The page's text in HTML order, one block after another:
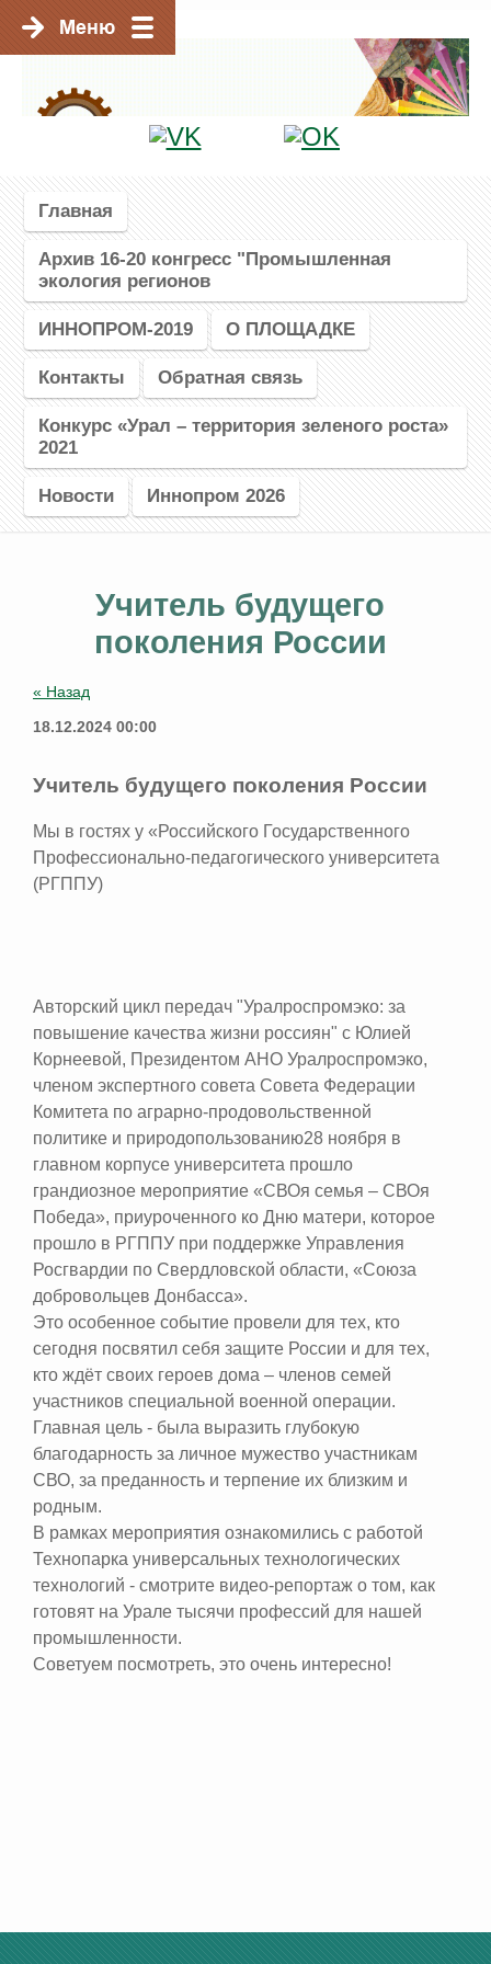
Главная
Архив 16-20 конгресс "Промышленная
экология регионов
ИННОПРОМ-2019 О ПЛОЩАДКЕ
Контакты Обратная связь
Конкурс «Урал – территория зеленого роста»
2021
Новости Иннопром 2026
Учитель будущего
поколения России
« Назад
18.12.2024 00:00
Учитель будущего поколения России
Мы в гостях у «Российского Государственного
Профессионально-педагогического университета
(РГППУ)
Авторский цикл передач "Уралроспромэко: за
повышение качества жизни россиян" с Юлией
Корнеевой, Президентом АНО Уралроспромэко,
членом экспертного совета Совета Федерации
Комитета по аграрно-продовольственной
политике и природопользованию28 ноября в
главном корпусе университета прошло
грандиозное мероприятие «СВОя семья – СВОя
Победа», приуроченного ко Дню матери, которое
прошло в РГППУ при поддержке Управления
Росгвардии по Свердловской области, «Союза
добровольцев Донбасса».
Это особенное событие провели для тех, кто
сегодня посвятил себя защите России и для тех,
кто ждёт своих героев дома – членов семей
участников специальной военной операции.
Главная цель - была выразить глубокую
благодарность за личное мужество участникам
СВО, за преданность и терпение их близким и
родным.
В рамках мероприятия ознакомились с работой
Технопарка универсальных технологических
технологий - смотрите видео-репортаж о том, как
готовят на Урале тысячи профессий для нашей
промышленности.
Советуем посмотреть, это очень интересно!